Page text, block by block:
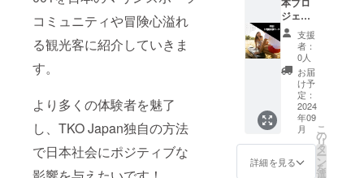
コミュニティや冒険心溢れ
る観光客に紹介していきま
す。
より多くの体験者を魅了
し、TKO Japan独自の方法
で日本社会にポジティブな
・休業
期間：
冬季
（ウェ
ット
スーツ
をお持
ちの方
は体験
出来ま
す。）
所：⒈
の出力
であれ
ば特殊
船舶免
許不要
有効期
限：
2027年
9月末ま
12,000
早割リ
ット
ボード
本体
50,000
円オ
フ、ア
クセサ
リーお
よび
グッズ
10%オ
フ） ＊
譲渡は
に喜び
をもた
らしま
す！ 友
達と一
緒に乗
ろう! こ
のリ
ターン
には以
下が含
まれま
す： ・
ジェク
トを支
援いた
だき、
ありが
とうご
ざいま
す。 私
たち
TKO
Japan
は、水
面輝く
支援
者：
0人
お届
け予
定：
2024
年09
月
詳細を見る
こ
の
リ
タ
ー
ン
を
選